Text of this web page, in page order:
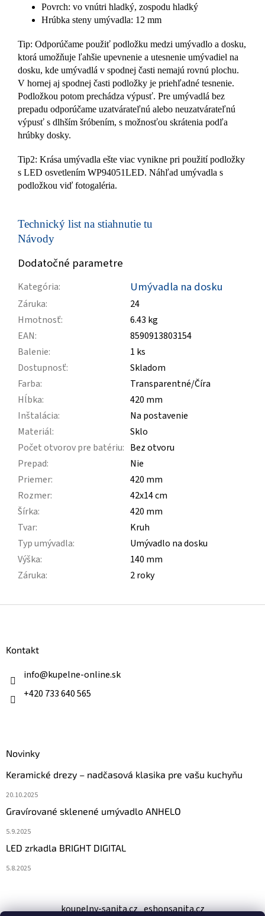
Povrch: vo vnútri hladký, zospodu hladký
Hrúbka steny umývadla: 12 mm
Tip: Odporúčame použiť podložku medzi umývadlo a dosku,
ktorá umožňuje ľahšie upevnenie a utesnenie umývadiel na
dosku, kde umývadlá v spodnej časti nemajú rovnú plochu.
V hornej aj spodnej časti podložky je priehľadné tesnenie.
Podložkou potom prechádza výpusť. Pre umývadlá bez
prepadu odporúčame uzatvárateľnú alebo neuzatvárateľnú
výpusť s dlhším šróbením, s možnosťou skrátenia podľa
hrúbky dosky.
Tip2: Krása umývadla ešte viac vynikne pri použití podložky
s LED osvetlením WP94051LED. Náhľad umývadla s
podložkou viď fotogaléria.
Technický list na stiahnutie tu
Návody
Dodatočné parametre
Kategória: Umývadla na dosku
Záruka:
24
Hmotnosť:
6.43 kg
EAN:
8590913803154
Balenie:
1 ks
Dostupnosť:
Skladom
Farba:
Transparentné/Číra
Hĺbka:
420 mm
Inštalácia:
Na postavenie
Materiál:
Sklo
Počet otvorov pre batériu: Bez otvoru
Prepad:
Nie
Priemer:
420 mm
Rozmer:
42x14 cm
Šírka:
420 mm
Tvar:
Kruh
Typ umývadla:
Umývadlo na dosku
Výška:
140 mm
Záruka: 2 roky
Kontakt
info@kupelne-online.sk
+420 733 640 565
Novinky
Keramické drezy – nadčasová klasika pre vašu kuchyňu
20.10.2025
Gravírované sklenené umývadlo ANHELO
5.9.2025
LED zrkadla BRIGHT DIGITAL
5.8.2025
koupelny-sanita.cz eshopsanita.cz